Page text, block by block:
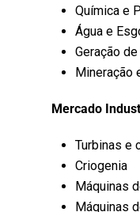
Química e
Água e
Geração
Mineração
Mercado
Turbinas e
Criogenia
Máquinas
Máquinas